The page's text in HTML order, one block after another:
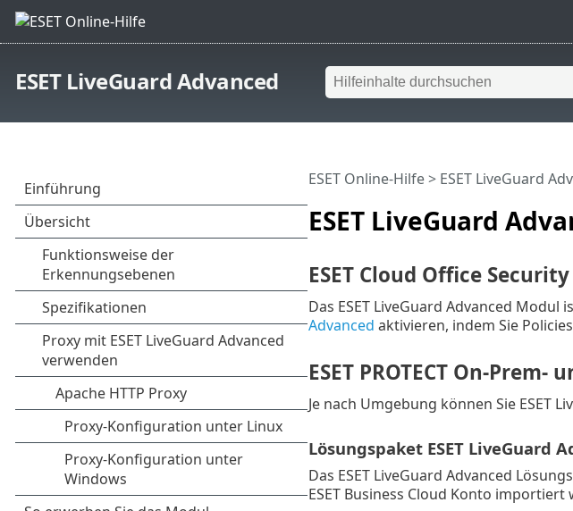
ESET LiveGuard Advanced
ESET LiveGuard
ESET Online-Hilfe> ESET LiveGuard
ESET Cloud Office
Das ESET LiveGuard Advanced Modul
Advanced aktivieren, indem Sie
ESET PROTECT On-Prem-
Je nach Umgebung können Sie ESET
Lösungspaket ESET LiveGuard
Das ESET LiveGuard Advanced
ESET Business Cloud Konto importiert